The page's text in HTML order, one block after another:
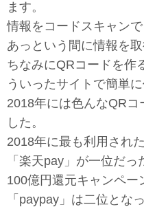
ます。
情報をコードスキャン
あっという間に情報を
ちなみにQRコードを作
ういったサイトで簡単
2018年には色んなQRコ
した。
2018年に最も利用され
「楽天pay」が一位だっ
100億円還元キャンペー
「paypay」は二位とな